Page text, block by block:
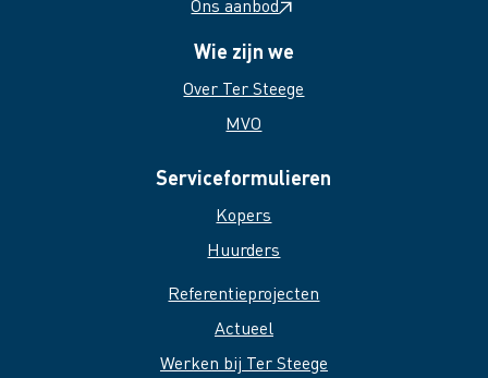
Ons aanbod
Wie zijn we
Over Ter Steege
MVO
Serviceformulieren
Kopers
Huurders
Referentieprojecten
Actueel
Werken bij Ter Steege